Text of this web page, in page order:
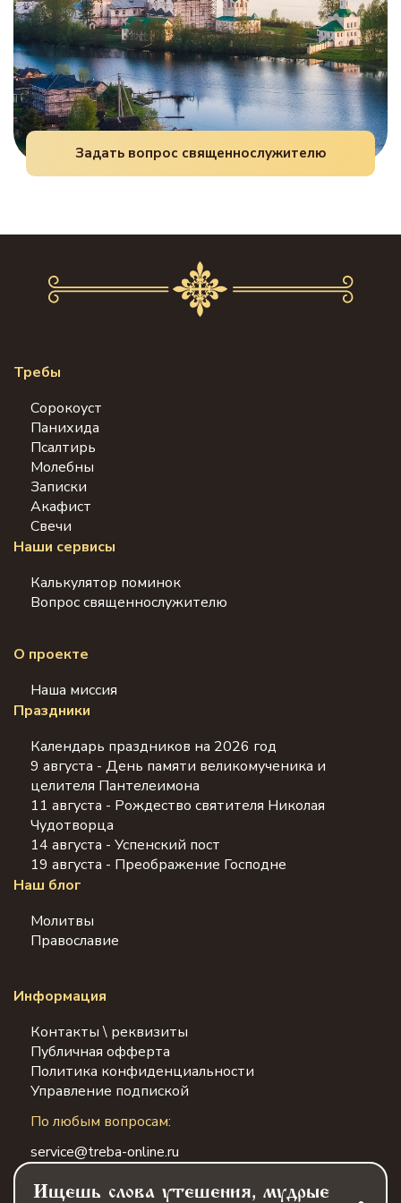
Задать вопрос священнослужителю
Требы
Сорокоуст
Панихида
Псалтирь
Молебны
Записки
Акафист
Свечи
Наши сервисы
Калькулятор поминок
Вопрос священнослужителю
О проекте
Наша миссия
Праздники
Календарь праздников на 2026 год
9 августа - День памяти великомученика и
целителя Пантелеимона
11 августа - Рождество святителя Николая
Чудотворца
14 августа - Успенский пост
19 августа - Преображение Господне
Наш блог
Молитвы
Православие
Информация
Контакты \ реквизиты
Публичная офферта
Политика конфиденциальности
Управление подпиской
По любым вопросам:
service@treba-online.ru
Ищешь слова утешения, мудрые